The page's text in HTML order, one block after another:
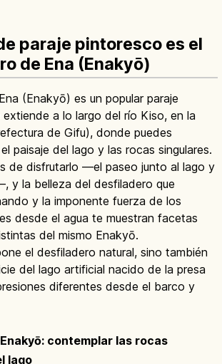
paraje pintoresco es el
de Ena (Enakyō)
(Enakyō) es un popular paraje
a lo largo del río Kiso, en la
de Gifu), donde puedes
paisaje del lago y las rocas singulares.
de disfrutarlo —el paseo junto al lago y
y la belleza del desfiladero que
y la imponente fuerza de los
desde el agua te muestran facetas
del mismo Enakyō.
el desfiladero natural, sino también
del lago artificial nacido de la presa
diferentes desde el barco y
contemplar las rocas
lago